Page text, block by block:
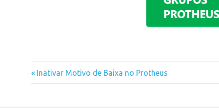
Navegação
Previous
Post:
Inativar Motivo de Baixa no Protheus